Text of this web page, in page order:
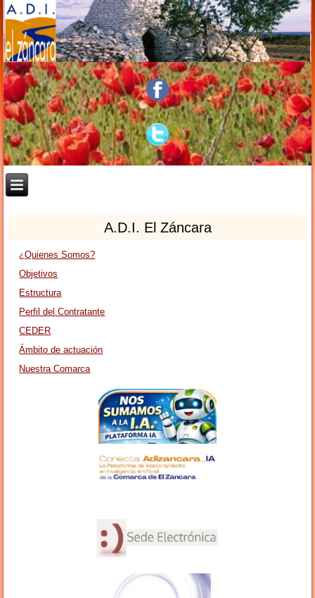
A.D.I. El Záncara
¿Quienes Somos?
Objetivos
Estructura
Perfil del Contratante
CEDER
Ámbito de actuación
Nuestra Comarca